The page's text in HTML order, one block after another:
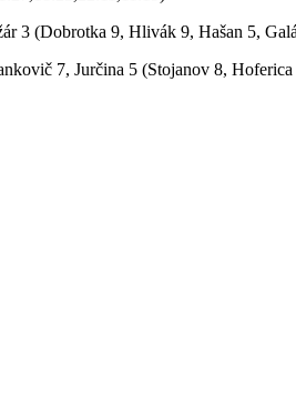
3 (Dobrotka 9, Hlivák 9, Hašan 5,
7, Jurčina 5 (Stojanov 8,